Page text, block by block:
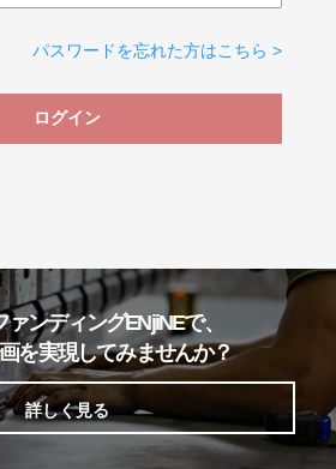
パスワードを忘れた方はこちら >
ログイン
ンディングENjiNEで、
を実現してみませんか？
詳しく見る